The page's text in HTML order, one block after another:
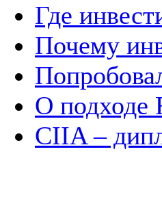
Где
Почему
О подходе
CIIA –